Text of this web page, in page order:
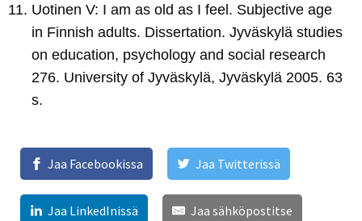
Uotinen V: I am as old as I feel. Subjective age
in Finnish adults. Dissertation. Jyväskylä studies
on education, psychology and social research
276. University of Jyväskylä, Jyväskylä 2005. 63
s.
Jaa Facebookissa Jaa Twitterissä
Jaa LinkedInissä Jaa sähköpostitse